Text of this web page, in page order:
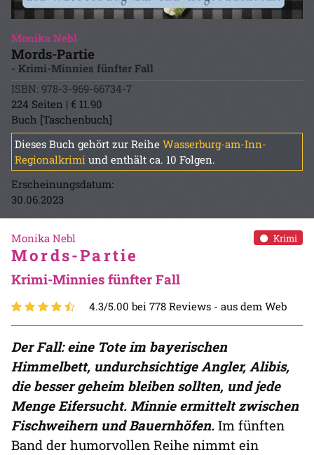
Monika Nebl
Mords-Partie
- Krimi-Minnies fünfter Fall
ISBN: 978-3-969-66734-7
224 Seiten | € 11.90
Buch [Taschenbuch]
Dieses Buch gehört zur Reihe Wasserburg-am-Inn-
Regionalkrimi und enthält ca. 10 Folgen.
Erscheinungsdatum:
30.06.2023
Krimi
Monika Nebl
Mords-Partie
Krimi-Minnies fünfter Fall
4.3/5.00 bei 778 Reviews - aus dem Web
Der Fall: eine Tote im bayerischen
Himmelbett, undurchsichtige Angler, Alibis,
die besser geheim bleiben sollten, und jede
Menge Eifersucht. Minnie ermittelt zwischen
Fischweihern und Bauernhöfen. Im fünften
Band der humorvollen Reihe nimmt ein